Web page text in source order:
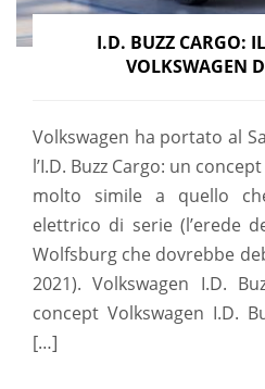
I.D. BUZZ CARGO:
VOLKSWAGEN
Volkswagen ha portato al
l’I.D. Buzz Cargo: un
molto simile a quello
elettrico di serie (l’erede
Wolfsburg che dovrebbe
2021). Volkswagen I.D.
concept Volkswagen I.D.
[…]